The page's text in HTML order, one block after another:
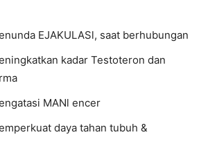
EJAKULASl, saat berhubungan
kadar Testoteron dan
MANl encer
daya tahan tubuh &